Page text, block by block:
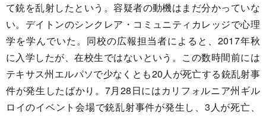
て銃を乱射したという。容疑者の動機はまだ分かっていな
い。デイトンのシンクレア・コミュニティカレッジで心理
学を学んでいた。同校の広報担当者によると、2017年秋
に入学したが、在校生ではないという。この数時間前には
テキサス州エルパソで少なくとも20人が死亡する銃乱射事
件が発生したばかり。7月28日にはカリフォルニア州ギル
ロイのイベント会場で銃乱射事件が発生し、3人が死亡、